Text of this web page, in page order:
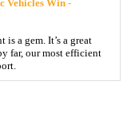
Vehicles Win -
a gem. It’s a great
far, our most efficient